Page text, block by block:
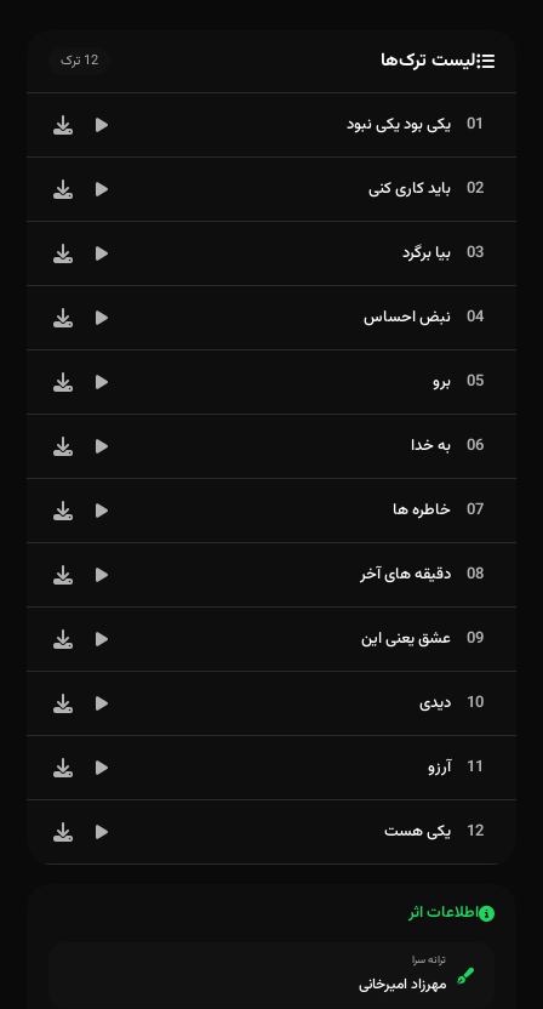
لیست ترک‌ها 12 ترک
01 یکی بود یکی نبود
02 باید کاری کنی
03 بیا برگرد
04 نبض احساس
05 برو
06 به خدا
07 خاطره ها
08 دقیقه های آخر
09 عشق یعنی این
10 دیدی
11 آرزو
12 یکی هست
اطلاعات اثر
ترانه سرا
مهرزاد امیرخانی